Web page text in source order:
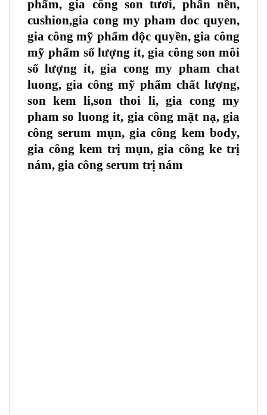
phẩm, gia công son tươi, phấn nền,
cushion,gia cong my pham doc quyen,
gia công mỹ phẩm độc quyền, gia công
mỹ phẩm số lượng ít, gia công son môi
số lượng ít, gia cong my pham chat
luong, gia công mỹ phẩm chất lượng,
son kem li,son thoi li, gia cong my
pham so luong it, gia công mặt nạ, gia
công serum mụn, gia công kem body,
gia công kem trị mụn, gia công ke trị
nám, gia công serum trị nám